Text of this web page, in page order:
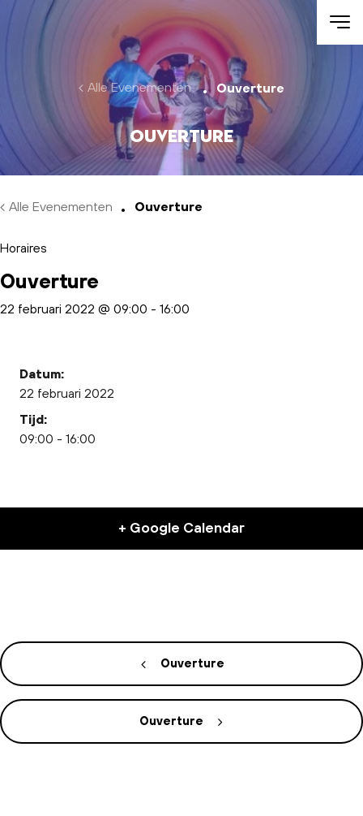
Skip to main content
Alle Evenementen Ouverture
Ouverture
Alle Evenementen Ouverture
Horaires
Ouverture
22 februari 2022 @ 09:00 - 16:00
Datum:
22 februari 2022
Tijd:
09:00 - 16:00
+ Google Calendar
Ouverture
Ouverture